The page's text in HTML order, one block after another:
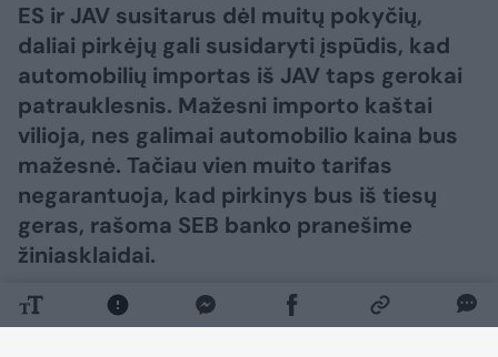
ES ir JAV susitarus dėl muitų pokyčių,
daliai pirkėjų gali susidaryti įspūdis, kad
automobilių importas iš JAV taps gerokai
patrauklesnis. Mažesni importo kaštai
vilioja, nes galimai automobilio kaina bus
mažesnė. Tačiau vien muito tarifas
negarantuoja, kad pirkinys bus iš tiesų
geras, rašoma SEB banko pranešime
žiniasklaidai.